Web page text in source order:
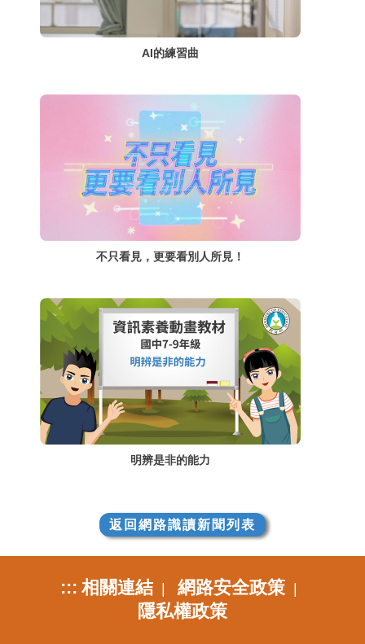
AI的練習曲
不只看見，更要看別人所見！
明辨是非的能力
返回網路識讀新聞列表
::: 相關連結| 網路安全政策|
隱私權政策